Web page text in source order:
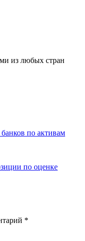
из любых стран
по активам
по оценке
*